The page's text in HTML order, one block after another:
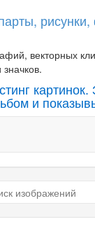
векторных
картинок.
и